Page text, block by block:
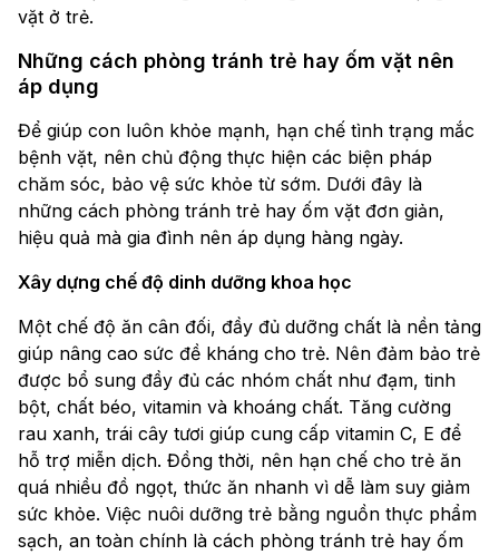
vặt ở trẻ.
Những cách phòng tránh trẻ hay ốm vặt nên
áp dụng
Để giúp con luôn khỏe mạnh, hạn chế tình trạng mắc
bệnh vặt, nên chủ động thực hiện các biện pháp
chăm sóc, bảo vệ sức khỏe từ sớm. Dưới đây là
những cách phòng tránh trẻ hay ốm vặt đơn giản,
hiệu quả mà gia đình nên áp dụng hàng ngày.
Xây dựng chế độ dinh dưỡng khoa học
Một chế độ ăn cân đối, đầy đủ dưỡng chất là nền tảng
giúp nâng cao sức đề kháng cho trẻ. Nên đảm bảo trẻ
được bổ sung đầy đủ các nhóm chất như đạm, tinh
bột, chất béo, vitamin và khoáng chất. Tăng cường
rau xanh, trái cây tươi giúp cung cấp vitamin C, E để
hỗ trợ miễn dịch. Đồng thời, nên hạn chế cho trẻ ăn
quá nhiều đồ ngọt, thức ăn nhanh vì dễ làm suy giảm
sức khỏe. Việc nuôi dưỡng trẻ bằng nguồn thực phẩm
sạch, an toàn chính là cách phòng tránh trẻ hay ốm